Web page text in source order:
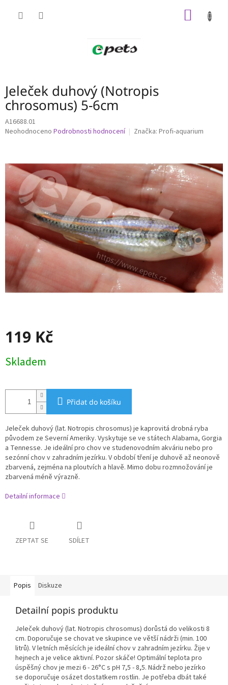
Jeleček duhový (Notropis
chrosomus) 5-6cm
A16688.01
Průměrné
0,0
z
hvězdiček.
Neohodnoceno Podrobnosti hodnocení Značka: Profi-aquarium
119 Kč
cena:
Skladem
Přidat do košíku
Jeleček duhový (lat. Notropis chrosomus) je kaprovitá drobná ryba
původem ze Severní Ameriky. Vyskytuje se ve státech Alabama, Gorgia
a Tennesse. Je ideální pro chov ve studenovodním akváriu nebo pro
sezónní chov v zahradním jezírku. V období tření je duhově až neonově
zbarvená, zejména na ploutvích a hlavě. Mimo dobu rozmnožování je
zbarvená méně výrazně.
Detailní informace
ZEPTAT SE SDÍLET
Popis Diskuze
Detailní popis produktu
Jeleček duhový (lat. Notropis chrosomus) dorůstá do velikosti 8
cm. Doporučuje se chovat ve skupince ve větší nádrži (min. 100
litrů). V letních měsících je ideální chov v zahradním jezírku. Žije v
hejnech a je velice aktivní. Pozor skáče! Optimální teplota pro
úspěšný chov je mezi 6 - 26°C s pH 7,5 - 8,5. Nádrž nebo jezírko
se doporučuje osázet dostatkem rostlin. Je potřeba dbát také